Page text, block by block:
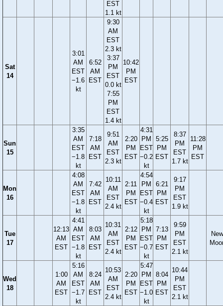
EST
1.1 kt
Sat
14
3:01
AM
EST
−1.6
kt
6:52
AM
EST
9:30
AM
EST
2.3 kt
3:37
PM
EST
0.0 kt
7:55
PM
EST
1.4 kt
10:42
PM
EST
Sun
15
3:35
AM
EST
−1.8
kt
7:18
AM
EST
9:51
AM
EST
2.3 kt
2:20
PM
EST
4:31
PM
EST
−0.2
kt
5:25
PM
EST
8:37
PM
EST
1.7 kt
11:28
PM
EST
Mon
16
4:08
AM
EST
−1.8
kt
7:42
AM
EST
10:11
AM
EST
2.4 kt
2:11
PM
EST
4:54
PM
EST
−0.4
kt
6:21
PM
EST
9:17
PM
EST
1.9 kt
Tue
17
12:13
AM
EST
4:41
AM
EST
−1.8
kt
8:03
AM
EST
10:31
AM
EST
2.4 kt
2:12
PM
EST
5:18
PM
EST
−0.7
kt
7:13
PM
EST
9:59
PM
EST
2.1 kt
New
Wed
18
1:00
AM
EST
5:16
AM
EST
−1.7
kt
8:24
AM
EST
10:53
AM
EST
2.4 kt
2:20
PM
EST
5:47
PM
EST
−1.0
kt
8:04
PM
EST
10:44
PM
EST
2.1 kt